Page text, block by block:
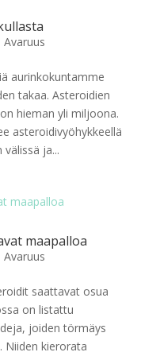
Avaruus
aurinkokuntamme
takaa. Asteroidien
hieman yli miljoona.
asteroidivyöhykkeellä
ja...
maapalloa
Avaruus
saattavat osua
on listattu
joiden törmäys
Niiden kierorata